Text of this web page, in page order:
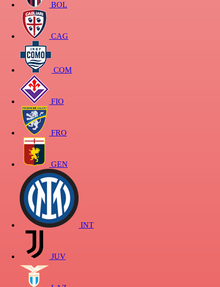
BOL
CAG
COM
FIO
FRO
GEN
INT
JUV